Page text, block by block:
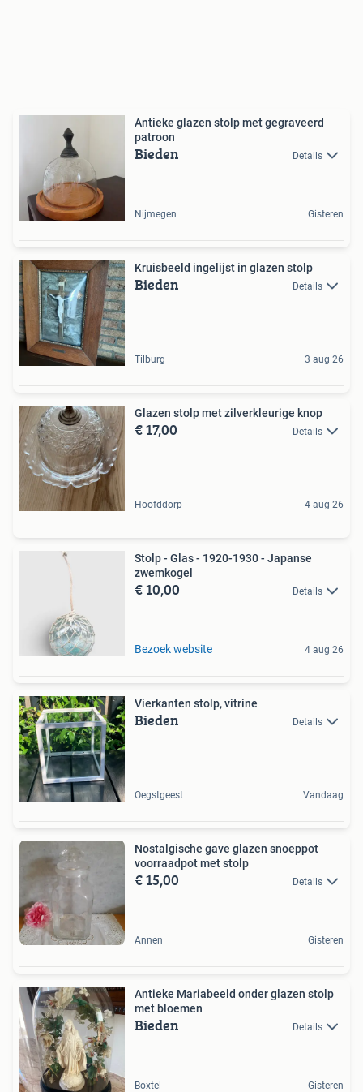
Antieke glazen stolp met gegraveerd
patroon
Bieden Details
Nijmegen Gisteren
Kruisbeeld ingelijst in glazen stolp
Bieden Details
Tilburg 3 aug 26
Glazen stolp met zilverkleurige knop
€ 17,00 Details
Hoofddorp 4 aug 26
Stolp - Glas - 1920-1930 - Japanse
zwemkogel
€ 10,00 Details
Bezoek website 4 aug 26
Vierkanten stolp, vitrine
Bieden Details
Oegstgeest Vandaag
Nostalgische gave glazen snoeppot
voorraadpot met stolp
€ 15,00 Details
Annen Gisteren
Antieke Mariabeeld onder glazen stolp
met bloemen
Bieden Details
Boxtel Gisteren